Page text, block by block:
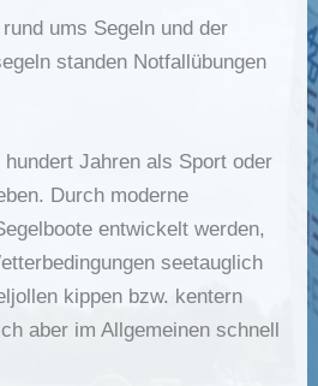
ums Segeln und der
standen Notfallübungen
Jahren als Sport oder
Durch moderne
entwickelt werden,
seetauglich
kippen bzw. kentern
aber im Allgemeinen schnell